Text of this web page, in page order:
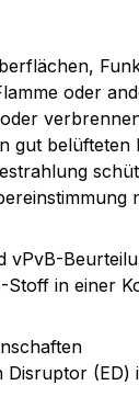
oder
gut belüfteten
vPvB-
Stoff in einer
Disruptor